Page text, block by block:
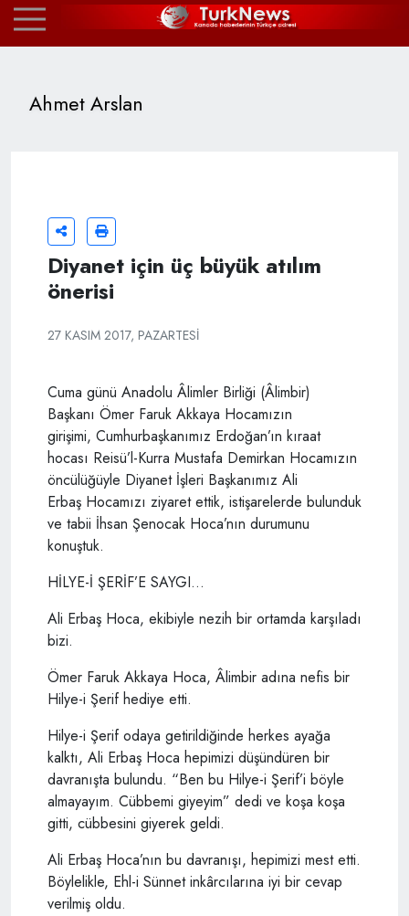
Ahmet Arslan
Diyanet için üç büyük atılım
önerisi
27 KASIM 2017, PAZARTESI
Cuma günü Anadolu Âlimler Birliği (Âlimbir)
Başkanı Ömer Faruk Akkaya Hocamızın
girişimi, Cumhurbaşkanımız Erdoğan’ın kıraat
hocası Reisü’l-Kurra Mustafa Demirkan Hocamızın
öncülüğüyle Diyanet İşleri Başkanımız Ali
Erbaş Hocamızı ziyaret ettik, istişarelerde bulunduk
ve tabii İhsan Şenocak Hoca’nın durumunu
konuştuk.
HİLYE-İ ŞERİF’E SAYGI...
Ali Erbaş Hoca, ekibiyle nezih bir ortamda karşıladı
bizi.
Ömer Faruk Akkaya Hoca, Âlimbir adına nefis bir
Hilye-i Şerif hediye etti.
Hilye-i Şerif odaya getirildiğinde herkes ayağa
kalktı, Ali Erbaş Hoca hepimizi düşündüren bir
davranışta bulundu. “Ben bu Hilye-i Şerif’i böyle
almayayım. Cübbemi giyeyim” dedi ve koşa koşa
gitti, cübbesini giyerek geldi.
Ali Erbaş Hoca’nın bu davranışı, hepimizi mest etti.
Böylelikle, Ehl-i Sünnet inkârcılarına iyi bir cevap
verilmiş oldu.